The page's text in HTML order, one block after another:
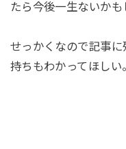
たら今後一生ないかも
せっかくなので記事
持ちもわかってほしい